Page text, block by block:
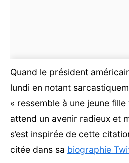
Quand le président
lundi en notant
« ressemble à une jeune
attend un avenir radieux et
s’est inspirée de cette
citée dans sa biographie